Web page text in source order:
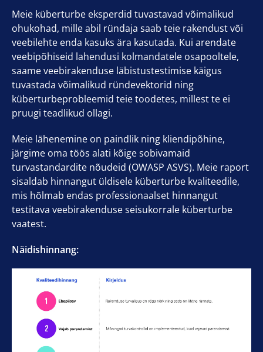
Meie küberturbe eksperdid tuvastavad võimalikud
ohukohad, mille abil ründaja saab teie rakendust või
veebilehte enda kasuks ära kasutada. Kui arendate
veebipõhiseid lahendusi kolmandatele osapooltele,
saame veebirakenduse läbistustestimise käigus
tuvastada võimalikud ründevektorid ning
küberturbeprobleemid teie toodetes, millest te ei
pruugi teadlikud ollagi.
Meie lähenemine on paindlik ning kliendipõhine,
järgime oma töös alati kõige sobivamaid
turvastandardite nõudeid (OWASP ASVS). Meie raport
sisaldab hinnangut üldisele küberturbe kvaliteedile,
mis hõlmab endas professionaalset hinnangut
testitava veebirakenduse seisukorrale küberturbe
vaatest.
Näidishinnang: